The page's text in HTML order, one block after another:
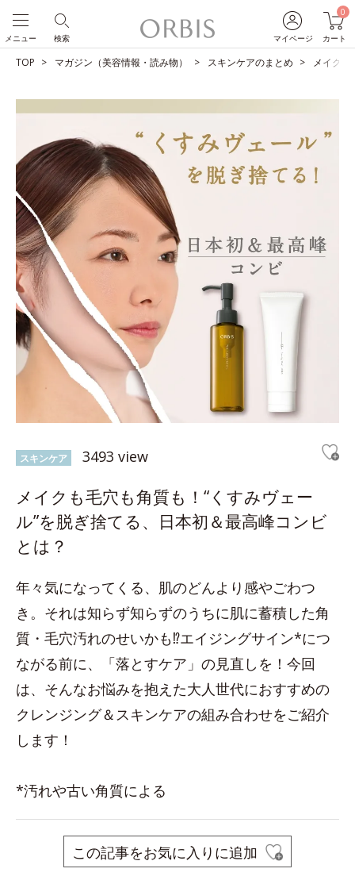
マイページ
0
カート
検索
メニュー
TOP マガジン（美容情報・読み物） スキンケアのまとめ メイクも
スキンケア 3493 view
メイクも毛穴も角質も！“くすみヴェー
ル”を脱ぎ捨てる、日本初＆最高峰コンビ
とは？
年々気になってくる、肌のどんより感やごわつ
き。それは知らず知らずのうちに肌に蓄積した角
質・毛穴汚れのせいかも⁉エイジングサイン*につ
ながる前に、「落とすケア」の見直しを！今回
は、そんなお悩みを抱えた大人世代におすすめの
クレンジング＆スキンケアの組み合わせをご紹介
します！
*汚れや古い角質による
この記事をお気に入りに追加